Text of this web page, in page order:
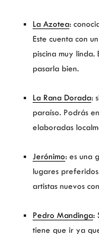
La Azotea:
Este cuenta con
piscina muy
pasarla bien.
La Rana Dorada:
paraíso. Podrás
elaboradas
Jerónimo: es una
lugares
artistas nuevos
Pedro Mandinga:
tiene que ir ya